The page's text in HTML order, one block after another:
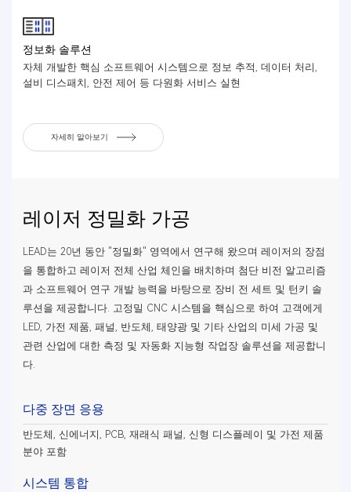
정보화 솔루션
자체 개발한 핵심 소프트웨어 시스템으로 정보 추적, 데이터 처리,
설비 디스패치, 안전 제어 등 다원화 서비스 실현
자세히 알아보기
레이저 정밀화 가공
LEAD는 20년 동안 "정밀화" 영역에서 연구해 왔으며 레이저의 장점
을 통합하고 레이저 전체 산업 체인을 배치하며 첨단 비전 알고리즘
과 소프트웨어 연구 개발 능력을 바탕으로 장비 전 세트 및 턴키 솔
루션을 제공합니다. 고정밀 CNC 시스템을 핵심으로 하여 고객에게
LED, 가전 제품, 패널, 반도체, 태양광 및 기타 산업의 미세 가공 및
관련 산업에 대한 측정 및 자동화 지능형 작업장 솔루션을 제공합니
다.
다중 장면 응용
반도체, 신에너지, PCB, 재래식 패널, 신형 디스플레이 및 가전 제품
분야 포함
시스템 통합